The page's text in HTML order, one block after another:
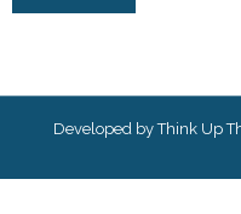
Developed byThink Up